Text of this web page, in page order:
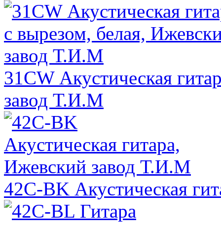
31CW Акустическая
завод Т.И.М
42C-BK Акустическая